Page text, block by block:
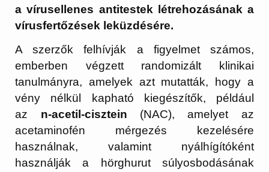
a vírusellenes antitestek létrehozásának a
vírusfertőzések leküzdésére.
A szerzők felhívják a figyelmet számos,
emberben végzett randomizált klinikai
tanulmányra, amelyek azt mutatták, hogy a
vény nélkül kapható kiegészítők, például
az n-acetil-cisztein (NAC), amelyet az
acetaminofén mérgezés kezelésére
használnak, valamint nyálhígítóként
használják a hörghurut súlyosbodásának